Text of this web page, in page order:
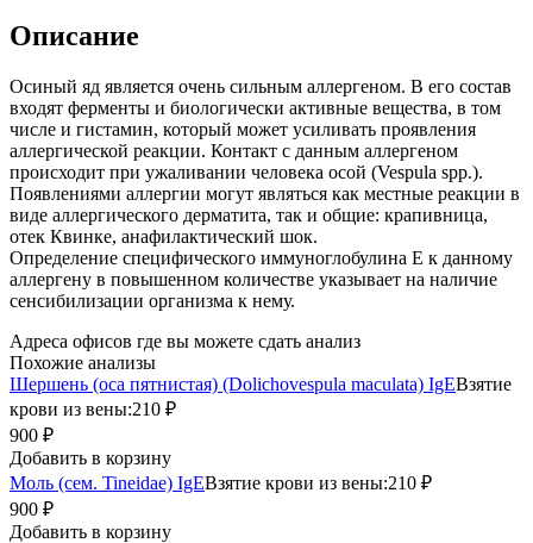
Описание
Осиный яд является очень сильным аллергеном. В его состав
входят ферменты и биологически активные вещества, в том
числе и гистамин, который может усиливать проявления
аллергической реакции. Контакт с данным аллергеном
происходит при ужаливании человека осой (Vespula spp.).
Появлениями аллергии могут являться как местные реакции в
виде аллергического дерматита, так и общие: крапивница,
отек Квинке, анафилактический шок.
Определение специфического иммуноглобулина Е к данному
аллергену в повышенном количестве указывает на наличие
сенсибилизации организма к нему.
Адреса офисов где вы можете сдать анализ
Похожие анализы
Шершень (оса пятнистая) (Dolichovespula maculata) IgEВзятие
крови из вены:210 ₽
900 ₽
Добавить в корзину
Моль (сем. Tineidae) IgEВзятие крови из вены:210 ₽
900 ₽
Добавить в корзину